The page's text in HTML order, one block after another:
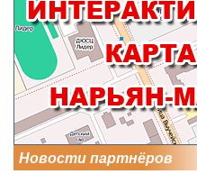
Новости партнёров